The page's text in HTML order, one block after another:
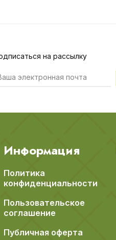
на рассылку
Информация
Политика
конфиденциальности
Пользовательское
соглашение
Публичная оферта